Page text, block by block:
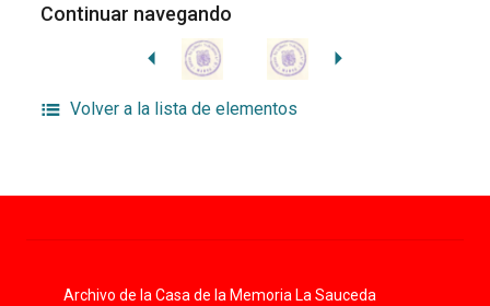
Continuar navegando
Volver a la lista de elementos
Archivo de la Casa de la Memoria La Sauceda